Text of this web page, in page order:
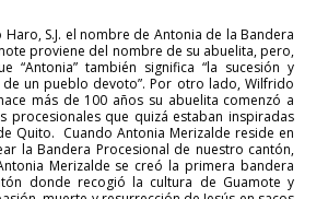
Haro, S.J. el nombre de Antonia de la Bandera
proviene del nombre de su abuelita, pero,
“Antonia” también significa “la sucesión y
un pueblo devoto”. Por otro lado, Wilfrido
más de 100 años su abuelita comenzó a
procesionales que quizá estaban inspiradas
Quito. Cuando Antonia Merizalde reside en
la Bandera Procesional de nuestro cantón,
Merizalde se creó la primera bandera
donde recogió la cultura de Guamote y